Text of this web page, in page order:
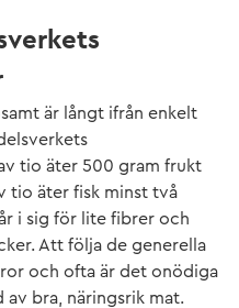
är långt ifrån enkelt
tio äter 500 gram frukt
tio äter fisk minst två
i sig för lite fibrer och
Att följa de generella
och ofta är det onödiga
av bra, näringsrik mat.